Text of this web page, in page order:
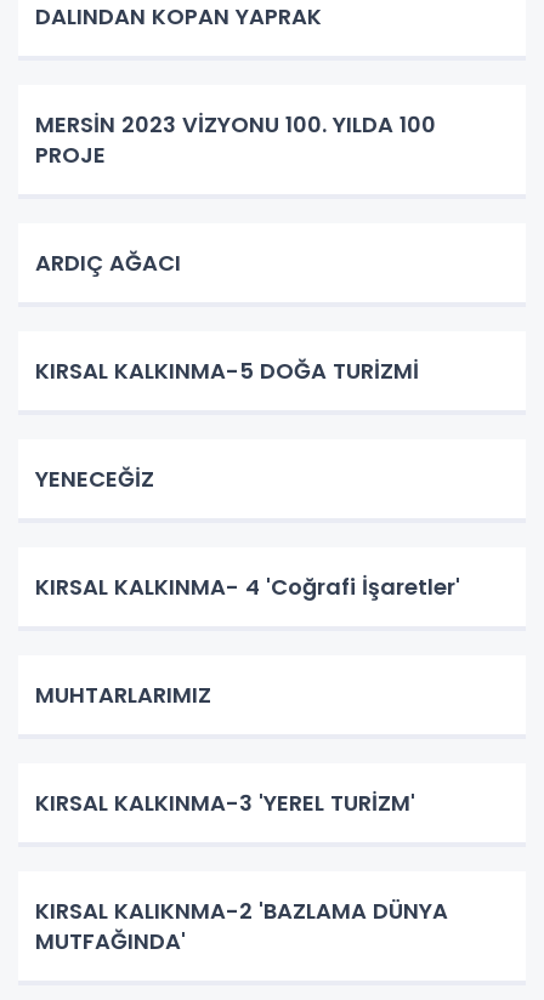
DALINDAN KOPAN YAPRAK
MERSİN 2023 VİZYONU 100. YILDA 100
PROJE
ARDIÇ AĞACI
KIRSAL KALKINMA-5 DOĞA TURİZMİ
YENECEĞİZ
KIRSAL KALKINMA- 4 'Coğrafi İşaretler'
MUHTARLARIMIZ
KIRSAL KALKINMA-3 'YEREL TURİZM'
KIRSAL KALIKNMA-2 'BAZLAMA DÜNYA
MUTFAĞINDA'